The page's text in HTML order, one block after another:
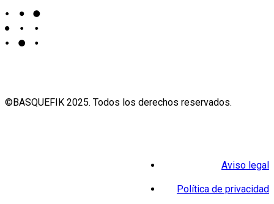
©BASQUEFIK 2025. Todos los derechos reservados.
Aviso legal
Política de privacidad